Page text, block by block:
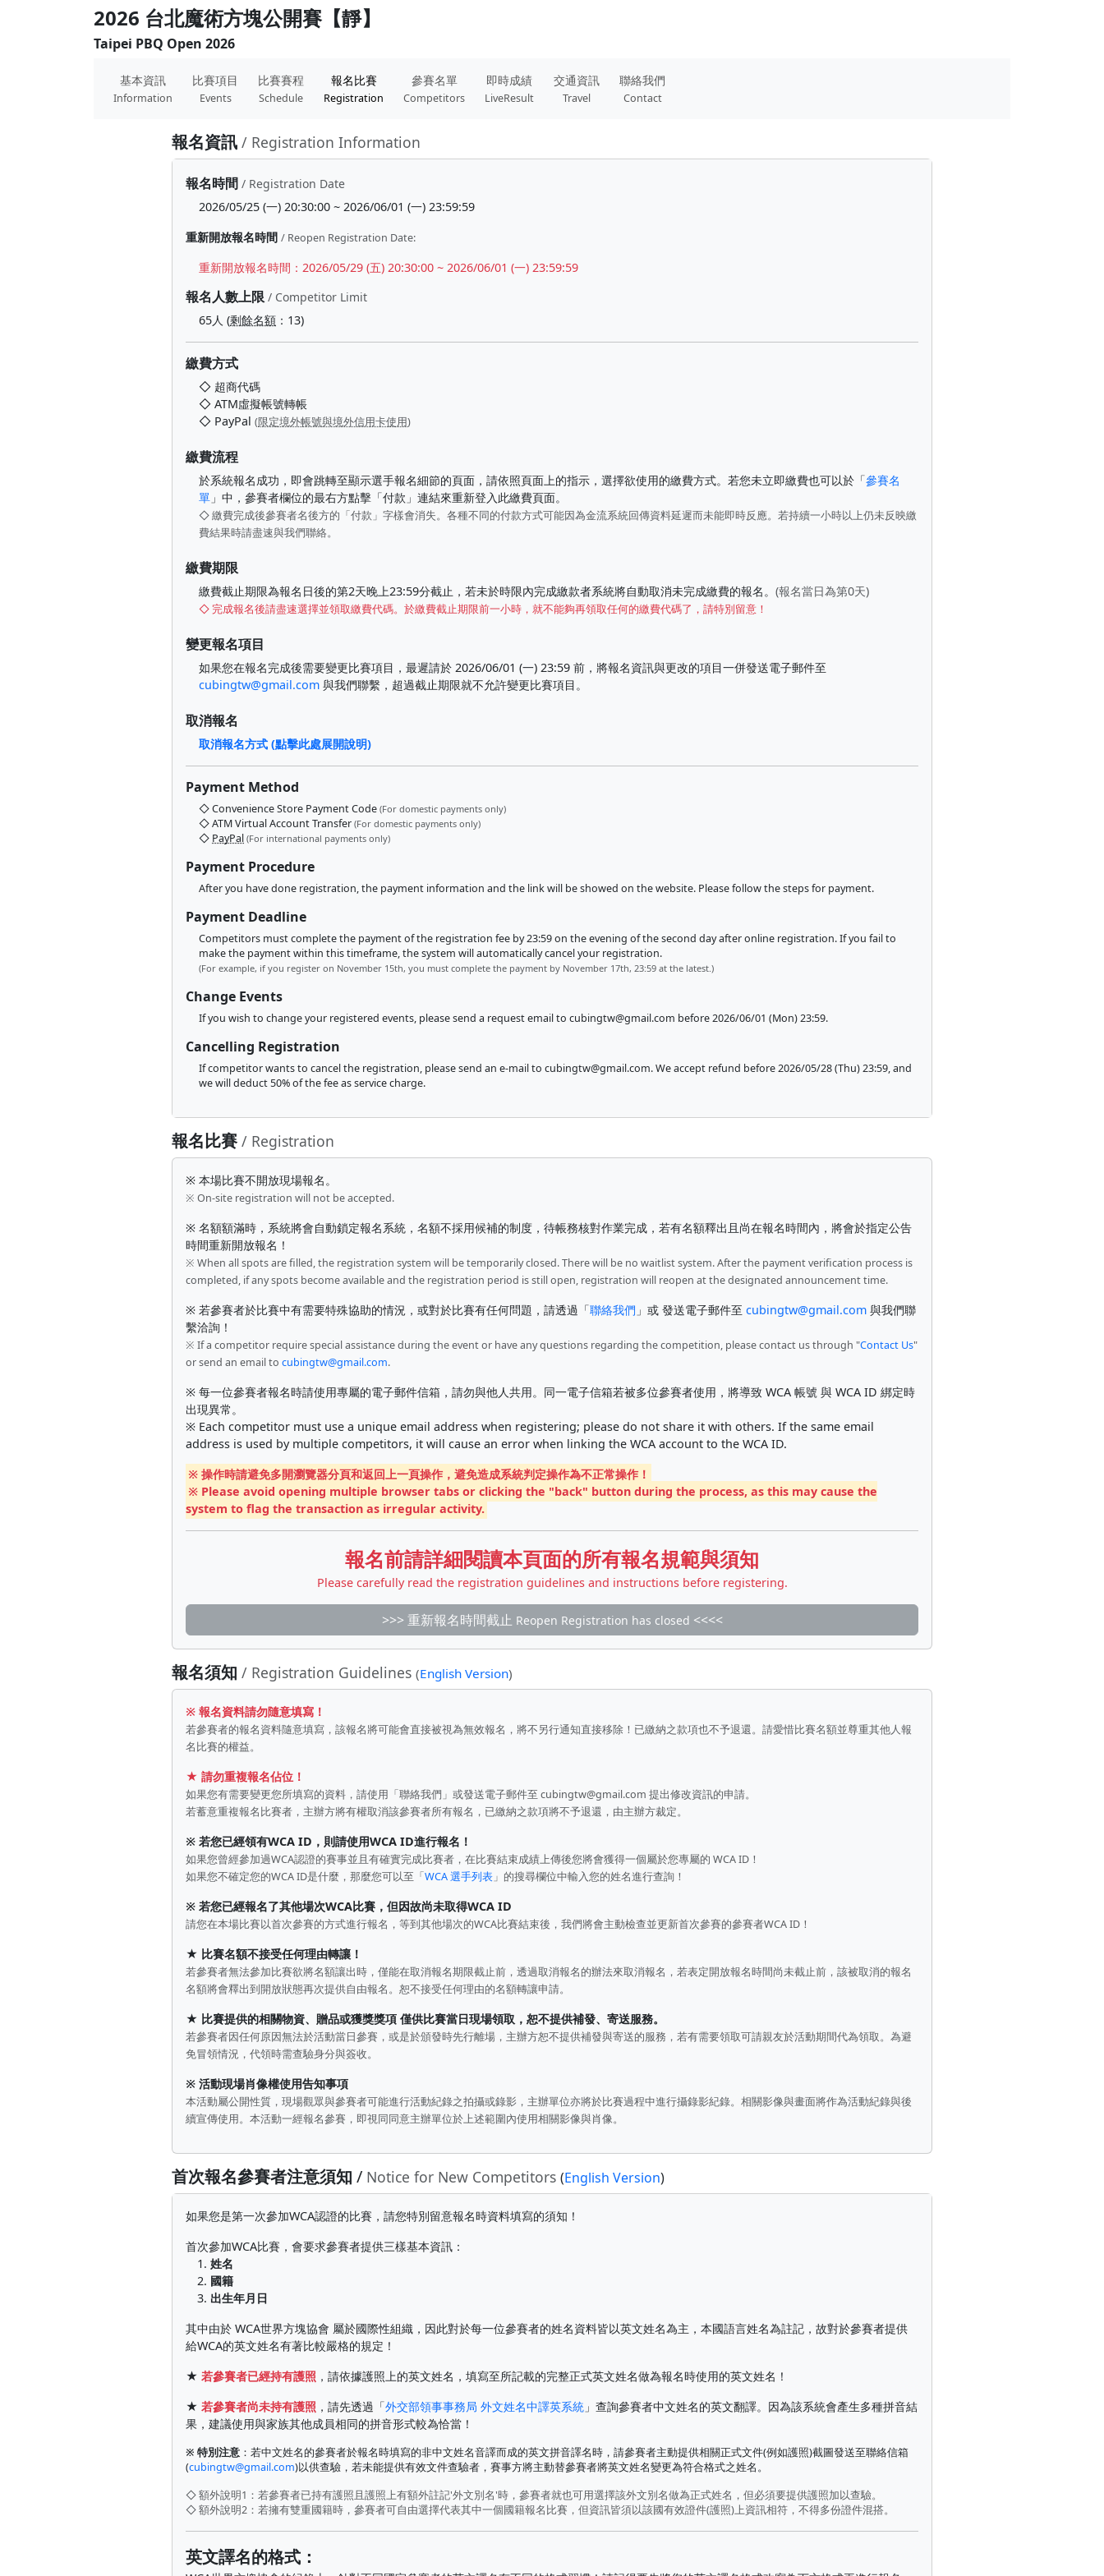
2026 台北魔術方塊公開賽【靜】
Taipei PBQ Open 2026
基本資訊
Information
比賽項目
Events
比賽賽程
Schedule
報名比賽
Registration
參賽名單
Competitors
即時成績
LiveResult
交通資訊
Travel
聯絡我們
Contact
報名資訊 / Registration Information
報名時間 / Registration Date
2026/05/25 (一) 20:30:00 ~ 2026/06/01 (一) 23:59:59
重新開放報名時間 / Reopen Registration Date:
重新開放報名時間：2026/05/29 (五) 20:30:00 ~ 2026/06/01 (一) 23:59:59
報名人數上限 / Competitor Limit
65人 (剩餘名額 ：13)
繳費方式
◇ 超商代碼
◇ ATM虛擬帳號轉帳
◇ PayPal (限定境外帳號與境外信用卡使用)
繳費流程
於系統報名成功，即會跳轉至顯示選手報名細節的頁面，請依照頁面上的指示，選擇欲使用的繳費方式。若您未立即繳費也可以於「參賽名
單 」中，參賽者欄位的最右方點擊「付款」連結來重新登入此繳費頁面。
◇ 繳費完成後參賽者名後方的「付款」字樣會消失。各種不同的付款方式可能因為金流系統回傳資料延遲而未能即時反應。若持續一小時以上仍未反映繳
費結果時請盡速與我們聯絡。
繳費期限
繳費截止期限為報名日後的第2天晚上23:59分截止，若未於時限內完成繳款者系統將自動取消未完成繳費的報名。 (報名當日為第0天)
◇ 完成報名後請盡速選擇並領取繳費代碼。於繳費截止期限前一小時，就不能夠再領取任何的繳費代碼了，請特別留意！
變更報名項目
如果您在報名完成後需要變更比賽項目，最遲請於 2026/06/01 (一) 23:59 前，將報名資訊與更改的項目一併發送電子郵件至
cubingtw@gmail.com 與我們聯繫，超過截止期限就不允許變更比賽項目。
取消報名
取消報名方式 (點擊此處展開說明)
Payment Method
◇ Convenience Store Payment Code (For domestic payments only)
◇ ATM Virtual Account Transfer (For domestic payments only)
◇ PayPal (For international payments only)
Payment Procedure
After you have done registration, the payment information and the link will be showed on the website. Please follow the steps for payment.
Payment Deadline
Competitors must complete the payment of the registration fee by 23:59 on the evening of the second day after online registration. If you fail to
make the payment within this timeframe, the system will automatically cancel your registration.
(For example, if you register on November 15th, you must complete the payment by November 17th, 23:59 at the latest.)
Change Events
If you wish to change your registered events, please send a request email to cubingtw@gmail.com before 2026/06/01 (Mon) 23:59.
Cancelling Registration
If competitor wants to cancel the registration, please send an e-mail to cubingtw@gmail.com. We accept refund before 2026/05/28 (Thu) 23:59, and
we will deduct 50% of the fee as service charge.
報名比賽 / Registration
※ 本場比賽不開放現場報名。
※ On-site registration will not be accepted.
※ 名額額滿時，系統將會自動鎖定報名系統，名額不採用候補的制度，待帳務核對作業完成，若有名額釋出且尚在報名時間內，將會於指定公告
時間重新開放報名！
※ When all spots are filled, the registration system will be temporarily closed. There will be no waitlist system. After the payment verification process is
completed, if any spots become available and the registration period is still open, registration will reopen at the designated announcement time.
※ 若參賽者於比賽中有需要特殊協助的情況，或對於比賽有任何問題，請透過「聯絡我們 」或 發送電子郵件至 cubingtw@gmail.com 與我們聯
繫洽詢！
※ If a competitor require special assistance during the event or have any questions regarding the competition, please contact us through "Contact Us"
or send an email to cubingtw@gmail.com.
※ 每一位參賽者報名時請使用專屬的電子郵件信箱，請勿與他人共用。同一電子信箱若被多位參賽者使用，將導致 WCA 帳號 與 WCA ID 綁定時
出現異常。
※ Each competitor must use a unique email address when registering; please do not share it with others. If the same email
address is used by multiple competitors, it will cause an error when linking the WCA account to the WCA ID.
※ 操作時請避免多開瀏覽器分頁和返回上一頁操作，避免造成系統判定操作為不正常操作！
※ Please avoid opening multiple browser tabs or clicking the "back" button during the process, as this may cause the
system to flag the transaction as irregular activity.
報名前請詳細閱讀本頁面的所有報名規範與須知
Please carefully read the registration guidelines and instructions before registering.
>>> 重新報名時間截止 Reopen Registration has closed <<<<
報名須知 / Registration Guidelines (English Version)
※ 報名資料請勿隨意填寫！
若參賽者的報名資料隨意填寫，該報名將可能會直接被視為無效報名，將不另行通知直接移除！已繳納之款項也不予退還。請愛惜比賽名額並尊重其他人報
名比賽的權益。
★ 請勿重複報名佔位！
如果您有需要變更您所填寫的資料，請使用「聯絡我們」或發送電子郵件至 cubingtw@gmail.com 提出修改資訊的申請。
若蓄意重複報名比賽者，主辦方將有權取消該參賽者所有報名，已繳納之款項將不予退還，由主辦方裁定。
※ 若您已經領有WCA ID，則請使用WCA ID進行報名！
如果您曾經參加過WCA認證的賽事並且有確實完成比賽者，在比賽結束成績上傳後您將會獲得一個屬於您專屬的 WCA ID！
如果您不確定您的WCA ID是什麼，那麼您可以至「WCA 選手列表 」的搜尋欄位中輸入您的姓名進行查詢！
※ 若您已經報名了其他場次WCA比賽，但因故尚未取得WCA ID
請您在本場比賽以首次參賽的方式進行報名，等到其他場次的WCA比賽結束後，我們將會主動檢查並更新首次參賽的參賽者WCA ID！
★ 比賽名額不接受任何理由轉讓！
若參賽者無法參加比賽欲將名額讓出時，僅能在取消報名期限截止前，透過取消報名的辦法來取消報名，若表定開放報名時間尚未截止前，該被取消的報名
名額將會釋出到開放狀態再次提供自由報名。恕不接受任何理由的名額轉讓申請。
★ 比賽提供的相關物資、贈品或獲獎獎項 僅供比賽當日現場領取，恕不提供補發、寄送服務。
若參賽者因任何原因無法於活動當日參賽，或是於頒發時先行離場，主辦方恕不提供補發與寄送的服務，若有需要領取可請親友於活動期間代為領取。為避
免冒領情況，代領時需查驗身分與簽收。
※ 活動現場肖像權使用告知事項
本活動屬公開性質，現場觀眾與參賽者可能進行活動紀錄之拍攝或錄影，主辦單位亦將於比賽過程中進行攝錄影紀錄。相關影像與畫面將作為活動紀錄與後
續宣傳使用。本活動一經報名參賽，即視同同意主辦單位於上述範圍內使用相關影像與肖像。
首次報名參賽者注意須知 / Notice for New Competitors (English Version)
如果您是第一次參加WCA認證的比賽，請您特別留意報名時資料填寫的須知！
首次參加WCA比賽，會要求參賽者提供三樣基本資訊：
1. 姓名
2. 國籍
3. 出生年月日
其中由於 WCA世界方塊協會 屬於國際性組織，因此對於每一位參賽者的姓名資料皆以英文姓名為主，本國語言姓名為註記，故對於參賽者提供
給WCA的英文姓名有著比較嚴格的規定！
★ 若參賽者已經持有護照 ，請依據護照上的英文姓名，填寫至所記載的完整正式英文姓名做為報名時使用的英文姓名！
★ 若參賽者尚未持有護照 ，請先透過「外交部領事事務局 外文姓名中譯英系統 」查詢參賽者中文姓名的英文翻譯。因為該系統會產生多種拼音結
果，建議使用與家族其他成員相同的拼音形式較為恰當！
※ 特別注意 ：若中文姓名的參賽者於報名時填寫的非中文姓名音譯而成的英文拼音譯名時，請參賽者主動提供相關正式文件(例如護照)截圖發送至聯絡信箱
(cubingtw@gmail.com)以供查驗，若未能提供有效文件查驗者，賽事方將主動替參賽者將英文姓名變更為符合格式之姓名。
◇ 額外說明1：若參賽者已持有護照且護照上有額外註記'外文別名'時，參賽者就也可用選擇該外文別名做為正式姓名，但必須要提供護照加以查驗。
◇ 額外說明2：若擁有雙重國籍時，參賽者可自由選擇代表其中一個國籍報名比賽，但資訊皆須以該國有效證件(護照)上資訊相符，不得多份證件混搭。
英文譯名的格式：